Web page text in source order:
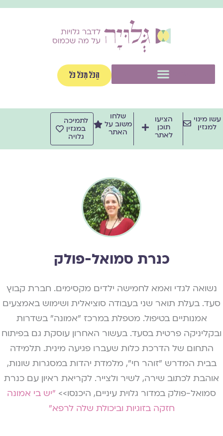
לתוכן
הַכֹּל מִכֹּל כֹּל
עשו מינוי
למגזין
הציעו
תוכן
לאתר
שלחו
משוב על
האתר
לתמיכה
במגזין
גלויה
כנרת סמואל-פולק
נשואה לגדי ואמא לחמישה ילדים מקסימים. חברת קבוץ
סעד. בעלת תואר שני בעבודה סוציאלית ושימוש באמצעים
אמנותיים בטיפול. מטפלת במרכז "אמונה" בשדרות
ובקליניקה פרטית בסעד. בעשור האחרון עוסקת גם בפיתוח
התחום של הדרכת כלות שעברו פגיעה מינית. תלמידה
בבית המדרש "זוהר חי", מלמדת יהדות במסגרות שונות,
אוהבת לכתוב שירה, לשיר ולצייר. לקריאת ראיון עם כנרת
סמואל-פולק במדור גלוית עיניים, היכנסו>> "יש בי אמונה
חזקה בזוגיות וביכולת שלה לרפא"